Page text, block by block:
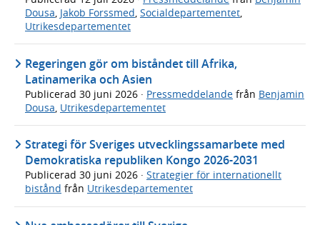
Dousa, Jakob Forssmed, Socialdepartementet,
Utrikesdepartementet
Regeringen gör om biståndet till Afrika,
Latinamerika och Asien
Publicerad 30 juni 2026 · Pressmeddelande från Benjamin
Dousa Utrikesdepartementet
Strategi för Sveriges utvecklingssamarbete med
Demokratiska republiken Kongo 2026-2031
Publicerad 30 juni 2026 · Strategier för internationellt
bistånd från Utrikesdepartementet